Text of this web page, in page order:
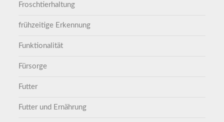
Froschtierhaltung
frühzeitige Erkennung
Funktionalität
Fürsorge
Futter
Futter und Ernährung